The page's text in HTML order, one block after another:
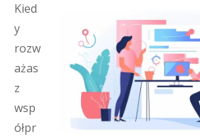
Kied
y
rozw
ażas
z
wsp
ółpr